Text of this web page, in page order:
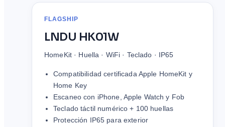
FLAGSHIP
LNDU HK01W
HomeKit · Huella · WiFi · Teclado · IP65
Compatibilidad certificada Apple HomeKit y
Home Key
Escaneo con iPhone, Apple Watch y Fob
Teclado táctil numérico + 100 huellas
Protección IP65 para exterior